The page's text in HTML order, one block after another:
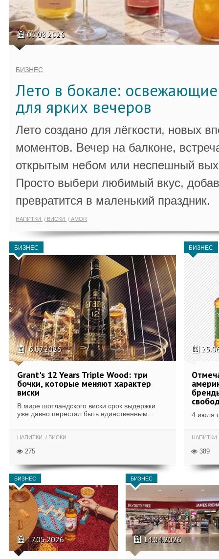
03.08.2026
БИЗНЕС
Лето в бокале:
для ярких вечеров
Лето создано для лёгкости, новых
моментов. Вечер на балконе,
открытым небом или неспешный
Просто выбери любимый вкус,
превратится в маленький праздник.
НАПИТКИ ВИСКИ AMOR
БИЗНЕС
6.07.2026
Grant's 12 Years Triple Wood: три
бочки, которые меняют характер
виски
В мире шотландского виски срок выдержки
уже давно перестал быть единственным...
НАПИТКИ ВИСКИ
275
БИЗНЕС
4 июля
НАПИТКИ
389
БИЗНЕС
17.05.2026
БИЗНЕС
14.04.2026